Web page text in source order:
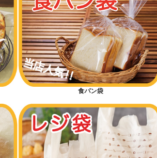
食パン袋